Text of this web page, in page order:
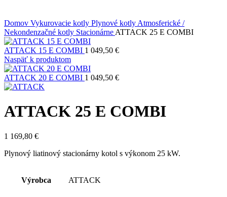
Domov Vykurovacie kotly Plynové kotly Atmosferické /
Nekondenzačné kotly Stacionárne ATTACK 25 E COMBI
ATTACK 15 E COMBI 1 049,50 €
Naspäť k produktom
ATTACK 20 E COMBI 1 049,50 €
ATTACK 25 E COMBI
1 169,80 €
Plynový liatinový stacionárny kotol s výkonom 25 kW.
Výrobca ATTACK